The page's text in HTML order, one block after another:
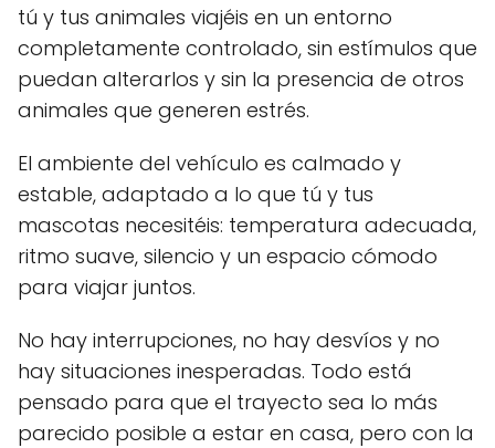
tú y tus animales viajéis en un entorno
completamente controlado, sin estímulos que
puedan alterarlos y sin la presencia de otros
animales que generen estrés.
El ambiente del vehículo es calmado y
estable, adaptado a lo que tú y tus
mascotas necesitéis: temperatura adecuada,
ritmo suave, silencio y un espacio cómodo
para viajar juntos.
No hay interrupciones, no hay desvíos y no
hay situaciones inesperadas. Todo está
pensado para que el trayecto sea lo más
parecido posible a estar en casa, pero con la